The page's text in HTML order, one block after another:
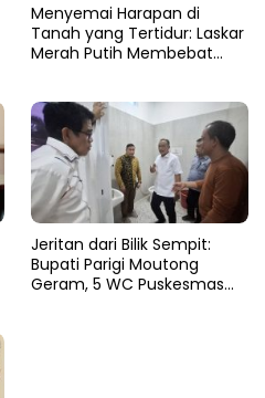
Menyemai Harapan di
Tanah yang Tertidur: Laskar
Merah Putih Membebat
Jeritan dari Bilik Sempit:
Bupati Parigi Moutong
Geram, 5 WC Puskesmas